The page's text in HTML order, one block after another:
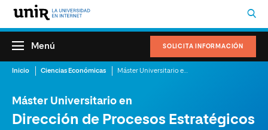
SOLICITA INFORMACIÓN
Menú
Inicio Ciencias Económicas
Máster Universitario en
Dirección de Procesos Estratégicos